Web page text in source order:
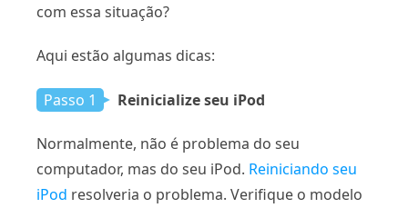
com essa situação?
Aqui estão algumas dicas:
Passo 1 Reinicialize seu iPod
Normalmente, não é problema do seu
computador, mas do seu iPod. Reiniciando seu
iPod resolveria o problema. Verifique o modelo